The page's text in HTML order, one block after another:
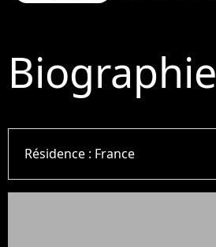
Biographie
Résidence : France